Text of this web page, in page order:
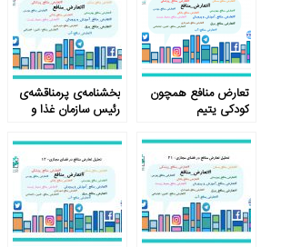
تعارض منافع همچون
کودکی یتیم
بخشنامه‌ی پرمناقشه‌ی
رئیس سازمان غذا و